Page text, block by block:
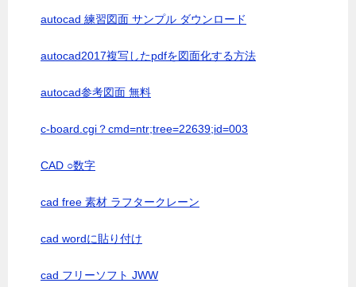
autocad 練習図面 サンプル ダウンロード
autocad2017複写したpdfを図面化する方法
autocad参考図面 無料
c-board.cgi？cmd=ntr;tree=22639;id=003
CAD ○数字
cad free 素材 ラフタークレーン
cad wordに貼り付け
cad フリーソフト JWW